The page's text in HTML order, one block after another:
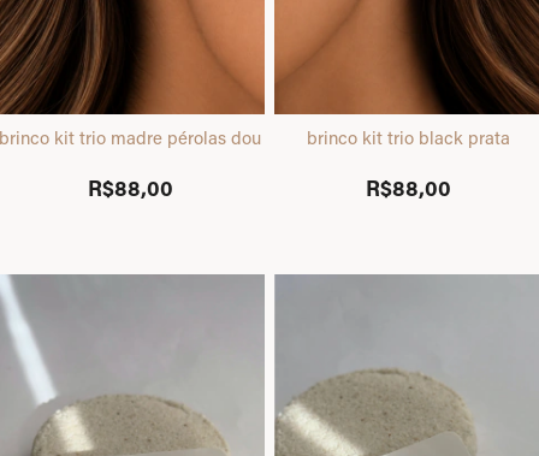
kit trio madre pérolas dourado
R$88,00
brinco kit trio black prata
R$88,00